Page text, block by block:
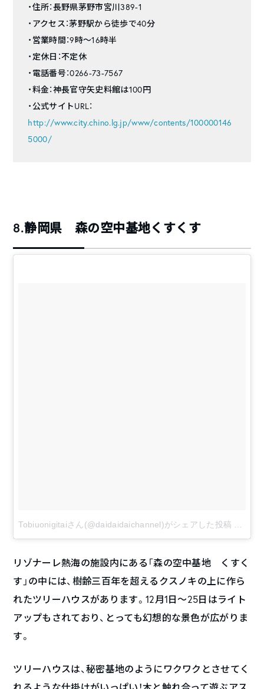
・住所：長野県茅野市宮川389-1
・アクセス：茅野駅から徒歩で40分
・営業時間：9時～16時半
・定休日：不定休
・電話番号：0266-73-7567
・料金：神長官守矢史料館は100円
・公式サイトURL：
http://www.city.chino.lg.jp/www/contents/100000146
5000/
8.静岡県 森の空中基地くすくす
Tobiuonigitaiさん(@daidaidaichannel)がシェアした投稿
リゾナーレ熱海の施設内にある「森の空中基地 くすく
す」の中には、樹齢三百年を超えるクスノキの上に作ら
れたツリーハウスがあります。12月1日～25日はライト
アップもされており、とっても幻想的な景色が広がりま
す。
ツリーハウスは、秘密基地のようにワクワクとさせてく